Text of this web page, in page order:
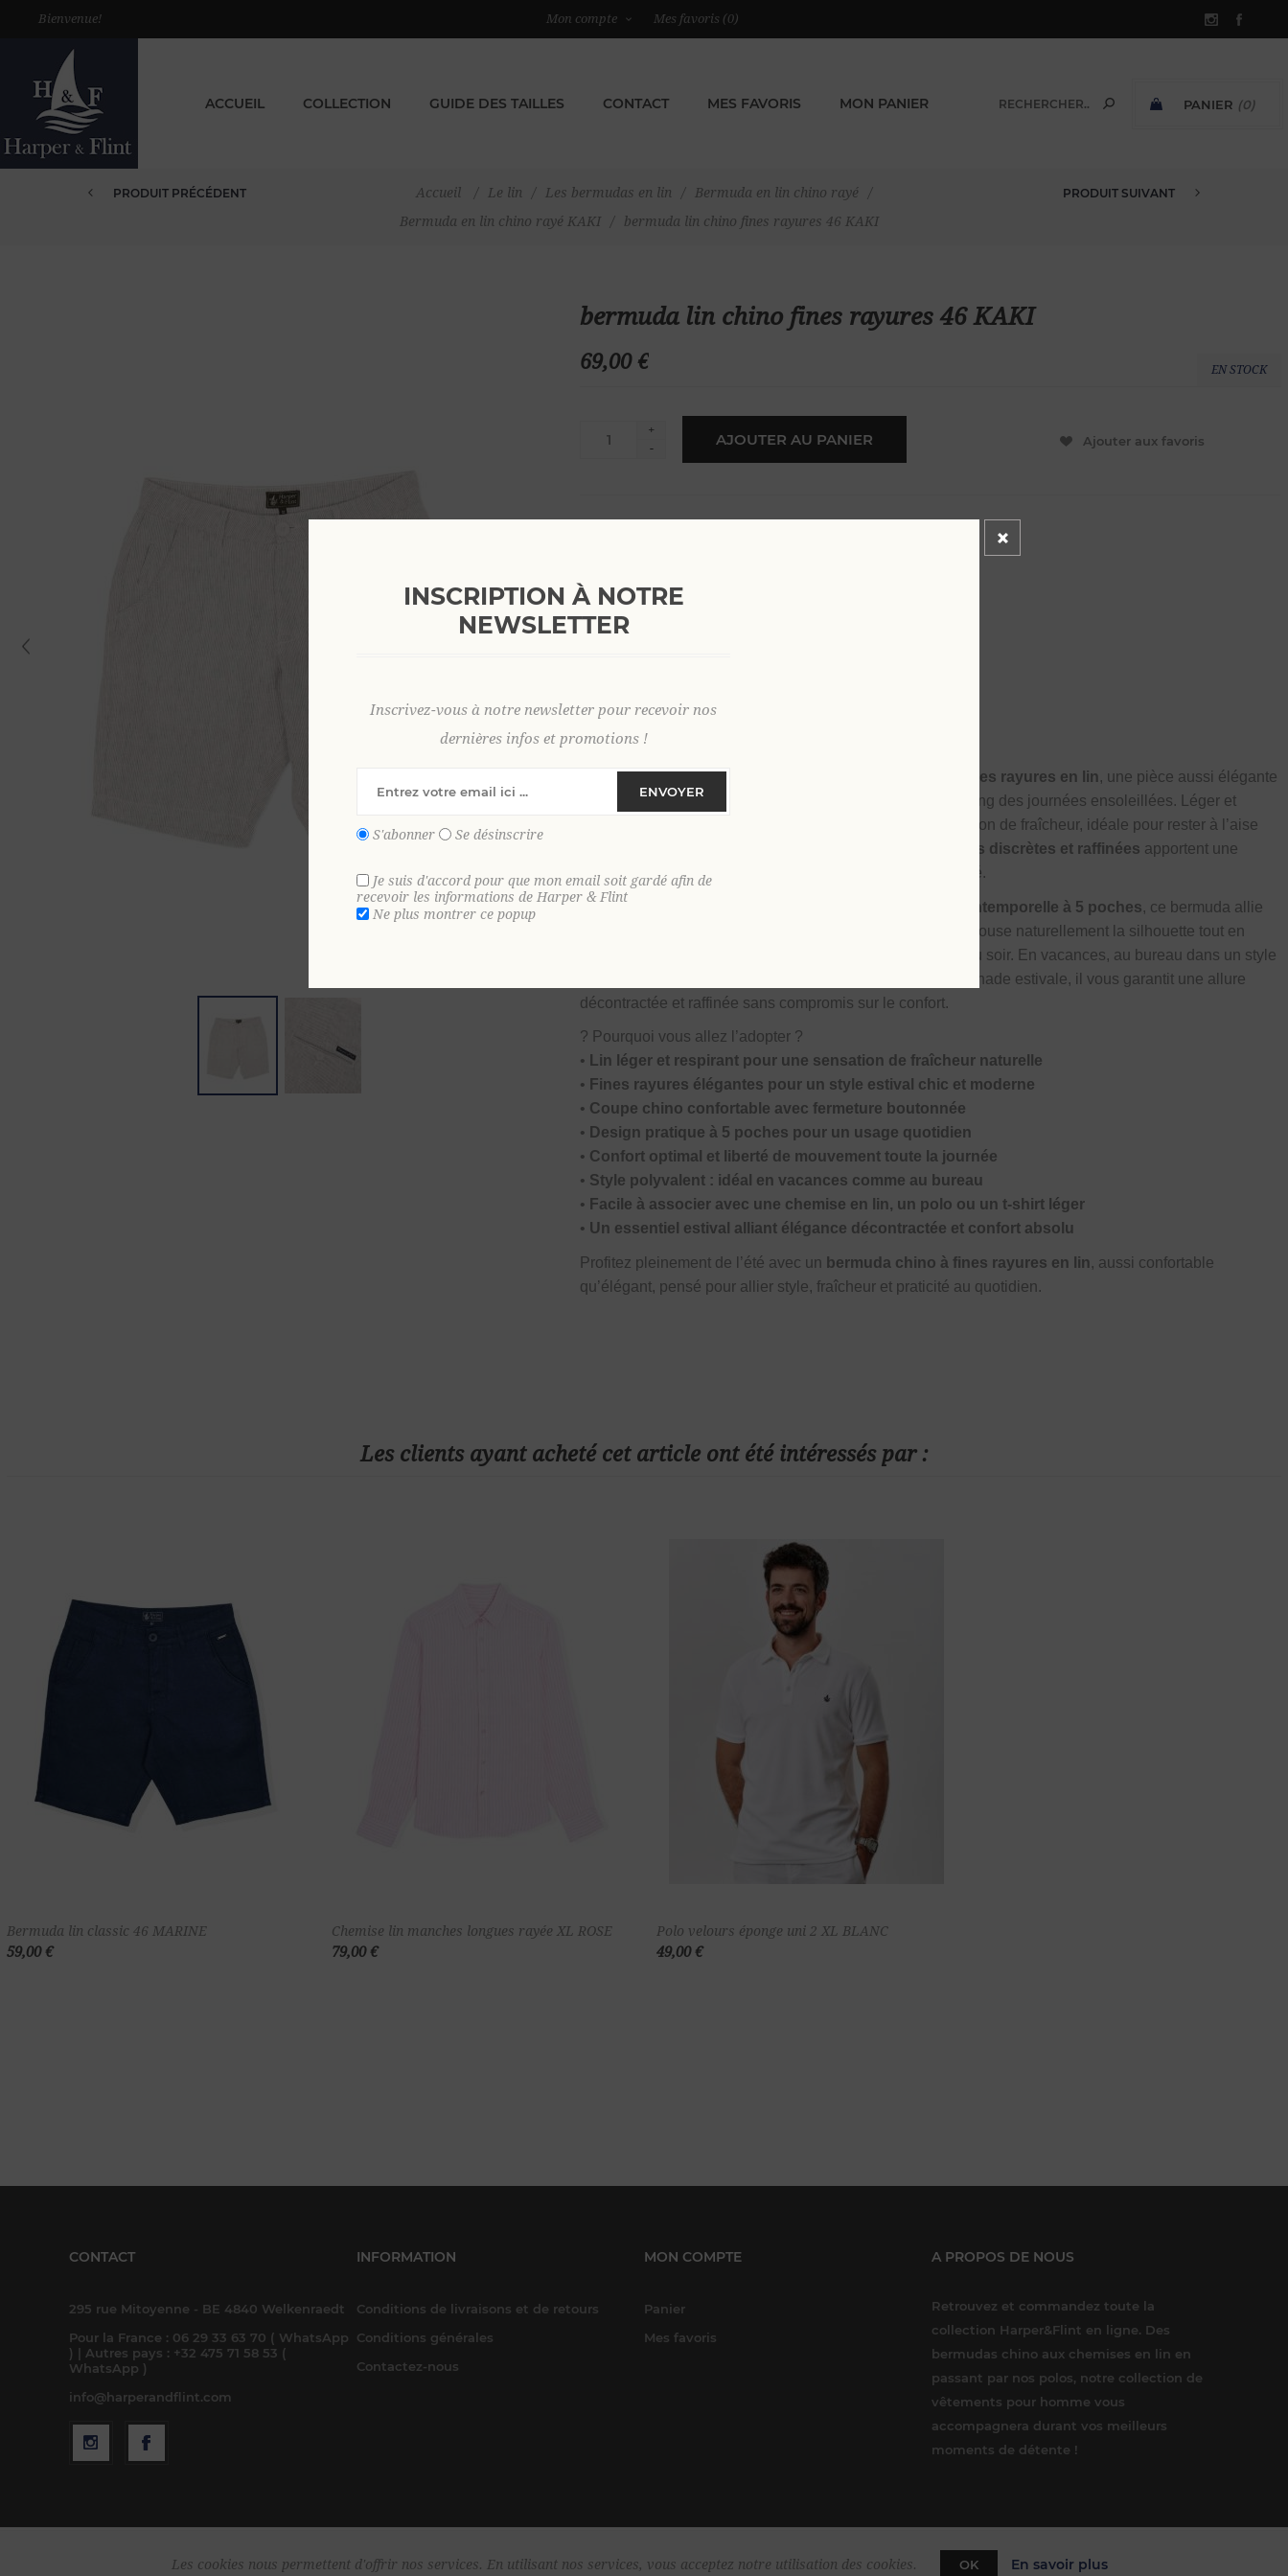
Bienvenue! Mon compte Mes favoris (0)
PANIER (0)
ACCUEIL COLLECTION GUIDE DES TAILLES CONTACT MES FAVORIS MON PANIER
Accueil / Le lin / Les bermudas en lin / Bermuda en lin chino rayé
/
Bermuda en lin chino rayé KAKI
/ bermuda lin chino fines rayures 46 KAKI
PRODUIT PRÉCÉDENT PRODUIT SUIVANT
bermuda lin chino fines rayures 46 KAKI
69,00 € EN STOCK
+
-
AJOUTER AU PANIER Ajouter aux favoris
Le bermuda chino parfait pour un été élégant et confortable
Affirmez votre style estival avec notre bermuda chino à fines rayures en lin, une pièce aussi élégante
que confortable, pensée pour vous accompagner tout au long des journées ensoleillées. Léger et
naturellement respirant, le lin procure une agréable sensation de fraîcheur, idéale pour rester à l’aise
fines rayures discrètes et raffinées apportent une
touche chic et moderne, parfaite pour un look estival soigné.
Doté d’une coupe chino intemporelle à 5 poches, ce bermuda allie
praticité et élégance au quotidien. Sa coupe confortable épouse naturellement la silhouette tout en
offrant une grande liberté de mouvement, du matin jusqu’au soir. En vacances, au bureau dans un style
casual chic, lors d’un déjeuner en terrasse ou d’une promenade estivale, il vous garantit une allure
décontractée et raffinée sans compromis sur le confort.
? Pourquoi vous allez l’adopter ?
• Lin léger et respirant pour une sensation de fraîcheur naturelle
• Fines rayures élégantes pour un style estival chic et moderne
• Coupe chino confortable avec fermeture boutonnée
• Design pratique à 5 poches pour un usage quotidien
• Confort optimal et liberté de mouvement toute la journée
• Style polyvalent : idéal en vacances comme au bureau
• Facile à associer avec une chemise en lin, un polo ou un t-shirt léger
• Un essentiel estival alliant élégance décontractée et confort absolu
Profitez pleinement de l’été avec un bermuda chino à fines rayures en lin, aussi confortable
qu’élégant, pensé pour allier style, fraîcheur et praticité au quotidien.
Les clients ayant acheté cet article ont été intéressés par :
Ajouter au
Bermuda lin classic 46 MARINE
59,00 €
Ajouter au
Chemise lin manches longues rayée XL ROSE
79,00 €
Ajouter au
Polo velours éponge uni 2 XL BLANC
49,00 €
CONTACT
295 rue Mitoyenne - BE 4840 Welkenraedt
Pour la France : 06 29 33 63 70 ( WhatsApp
) | Autres pays : +32 475 71 58 53 (
WhatsApp )
info@harperandflint.com
INFORMATION
Conditions de livraisons et de retours
Conditions générales
Contactez-nous
MON COMPTE
Panier
Mes favoris
A PROPOS DE NOUS
Retrouvez et commandez toute la
collection Harper&Flint en ligne. Des
bermudas chino aux chemises en lin en
passant par nos polos, notre collection de
vêtements pour homme vous
accompagnera durant vos meilleurs
moments de détente !
Copyright © 2026 Harper & Flint. Tous droits réservés. Powered bynopCommerce
Les cookies nous permettent d'offrir nos services. En utilisant nos services, vous acceptez notre utilisation des cookies. OK En savoir plus
INSCRIPTION À NOTRE
NEWSLETTER
Inscrivez-vous à notre newsletter pour recevoir nos
dernières infos et promotions !
ENVOYER
S'abonner Se désinscrire
Je suis d'accord pour que mon email soit gardé afin de
recevoir les informations de Harper & Flint
Ne plus montrer ce popup